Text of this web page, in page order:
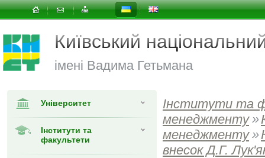
Київський
імені Вадима Гетьмана
Університет
Інститути та
факультети
Інститути та
менеджменту »
менеджменту »
внесок Д.Г.